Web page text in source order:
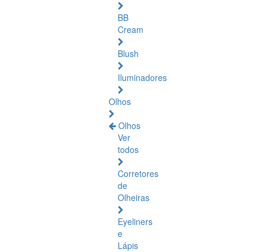
BB
Cream
Blush
Iluminadores
Olhos
Olhos
Ver
todos
Corretores
de
Olheiras
Eyeliners
e
Lápis